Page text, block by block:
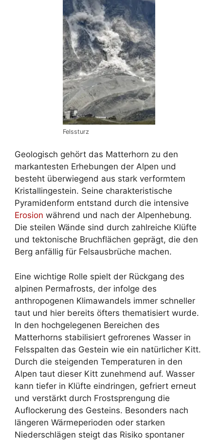
Felssturz
Geologisch gehört das Matterhorn zu den
markantesten Erhebungen der Alpen und
besteht überwiegend aus stark verformtem
Kristallingestein. Seine charakteristische
Pyramidenform entstand durch die intensive
Erosion während und nach der Alpenhebung.
Die steilen Wände sind durch zahlreiche Klüfte
und tektonische Bruchflächen geprägt, die den
Berg anfällig für Felsausbrüche machen.
Eine wichtige Rolle spielt der Rückgang des
alpinen Permafrosts, der infolge des
anthropogenen Klimawandels immer schneller
taut und hier bereits öfters thematisiert wurde.
In den hochgelegenen Bereichen des
Matterhorns stabilisiert gefrorenes Wasser in
Felsspalten das Gestein wie ein natürlicher Kitt.
Durch die steigenden Temperaturen in den
Alpen taut dieser Kitt zunehmend auf. Wasser
kann tiefer in Klüfte eindringen, gefriert erneut
und verstärkt durch Frostsprengung die
Auflockerung des Gesteins. Besonders nach
längeren Wärmeperioden oder starken
Niederschlägen steigt das Risiko spontaner